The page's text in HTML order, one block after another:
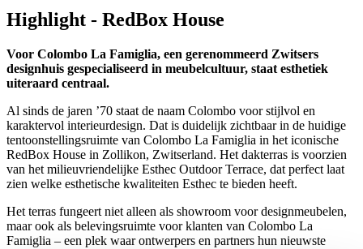
Highlight - RedBox House
Voor Colombo La Famiglia, een gerenommeerd Zwitsers
designhuis gespecialiseerd in meubelcultuur, staat esthetiek
uiteraard centraal.
Al sinds de jaren ’70 staat de naam Colombo voor stijlvol en
karaktervol interieurdesign. Dat is duidelijk zichtbaar in de huidige
tentoonstellingsruimte van Colombo La Famiglia in het iconische
RedBox House in Zollikon, Zwitserland. Het dakterras is voorzien
van het milieuvriendelijke Esthec Outdoor Terrace, dat perfect laat
zien welke esthetische kwaliteiten Esthec te bieden heeft.
Het terras fungeert niet alleen als showroom voor designmeubelen,
maar ook als belevingsruimte voor klanten van Colombo La
Famiglia – een plek waar ontwerpers en partners hun nieuwste